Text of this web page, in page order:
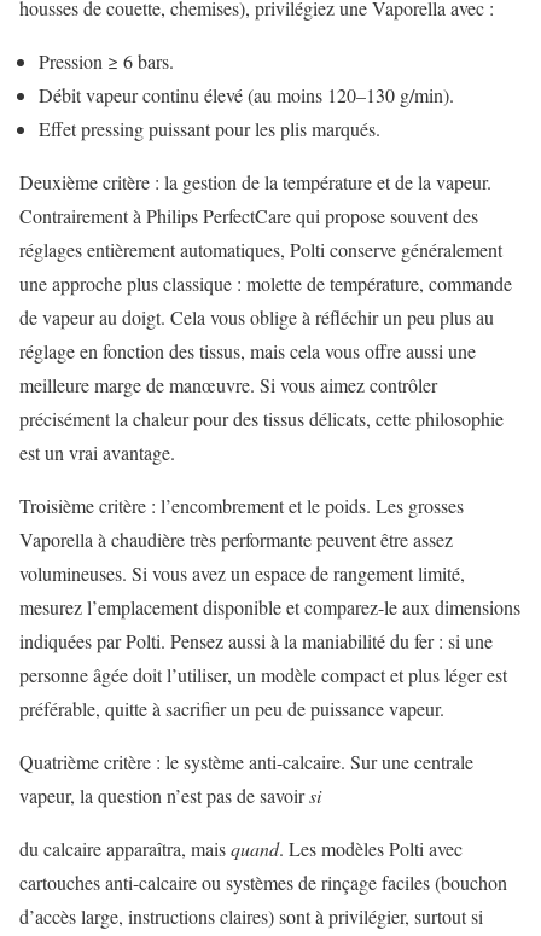
housses de couette, chemises), privilégiez une Vaporella avec :
Pression ≥ 6 bars.
Débit vapeur continu élevé (au moins 120–130 g/min).
Effet pressing puissant pour les plis marqués.
Deuxième critère : la gestion de la température et de la vapeur.
Contrairement à Philips PerfectCare qui propose souvent des
réglages entièrement automatiques, Polti conserve généralement
une approche plus classique : molette de température, commande
de vapeur au doigt. Cela vous oblige à réfléchir un peu plus au
réglage en fonction des tissus, mais cela vous offre aussi une
meilleure marge de manœuvre. Si vous aimez contrôler
précisément la chaleur pour des tissus délicats, cette philosophie
est un vrai avantage.
Troisième critère : l’encombrement et le poids. Les grosses
Vaporella à chaudière très performante peuvent être assez
volumineuses. Si vous avez un espace de rangement limité,
mesurez l’emplacement disponible et comparez-le aux dimensions
indiquées par Polti. Pensez aussi à la maniabilité du fer : si une
personne âgée doit l’utiliser, un modèle compact et plus léger est
préférable, quitte à sacrifier un peu de puissance vapeur.
Quatrième critère : le système anti-calcaire. Sur une centrale
vapeur, la question n’est pas de savoirsi
du calcaire apparaîtra, maisquand. Les modèles Polti avec
cartouches anti-calcaire ou systèmes de rinçage faciles (bouchon
d’accès large, instructions claires) sont à privilégier, surtout si